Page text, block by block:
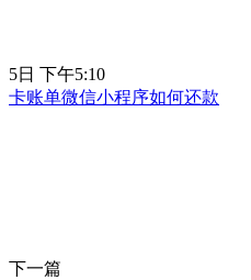
5日 下午5:10
卡账单微信小程序如何还款
下一篇